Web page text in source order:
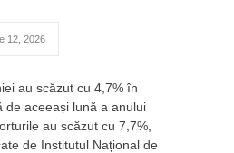
12, 2026
au scăzut cu 4,7% în
de aceeași lună a anului
au scăzut cu 7,7%,
de Institutul Național de